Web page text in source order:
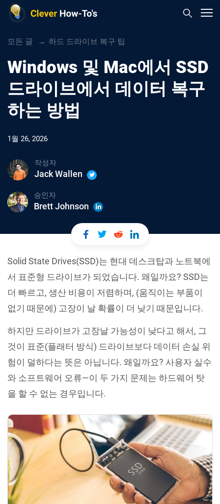
모든 글 하드 드라이브 복구 팁
Windows 및 Mac에서 SSD
드라이브에서 데이터 복구
하는 방법
1월 26, 2026
작성자
Jack Wallen
승인자
Brett Johnson
Solid State Drives(SSD)는 현대 데스크탑과 노트북에
서 표준형 드라이브가 되었습니다. 왜일까요? SSD는
더 빠르고, 생산 비용이 저렴하며, (움직이는 부품이
없기 때문에) 고장이 날 확률이 더 낮기 때문입니다.
하지만 드라이브가 고장날 가능성이 낮다고 해서, 그
것이 표준(플래터 방식) 드라이브보다 데이터 손실 위
험이 덜하다는 뜻은 아닙니다. 왜일까요? 사용자 실수
와 소프트웨어 오류—이 두 가지 문제는 하드웨어 탓
을 할 수 없는 경우입니다.